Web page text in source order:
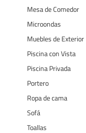
Mesa de Comedor
Microondas
Muebles de Exterior
Piscina con Vista
Piscina Privada
Portero
Ropa de cama
Sofá
Toallas